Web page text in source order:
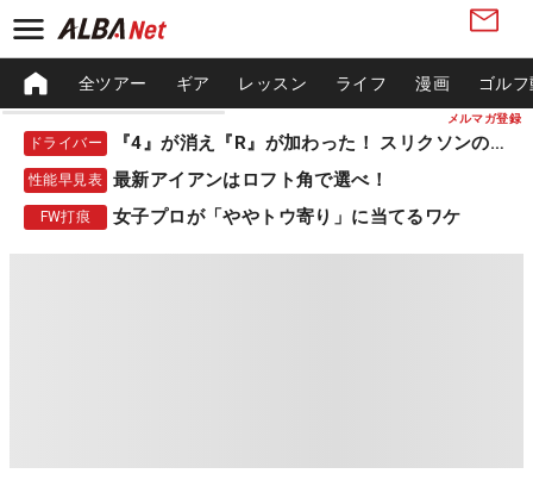
メルマガ登録
全ツアー ギア レッスン ライフ 漫画 ゴル
ドライバー 『4』が消え『R』が加わった！ スリクソンの新作
性能早見表 最新アイアンはロフト角で選べ！
FW打痕 女子プロが「ややトウ寄り」に当てるワケ